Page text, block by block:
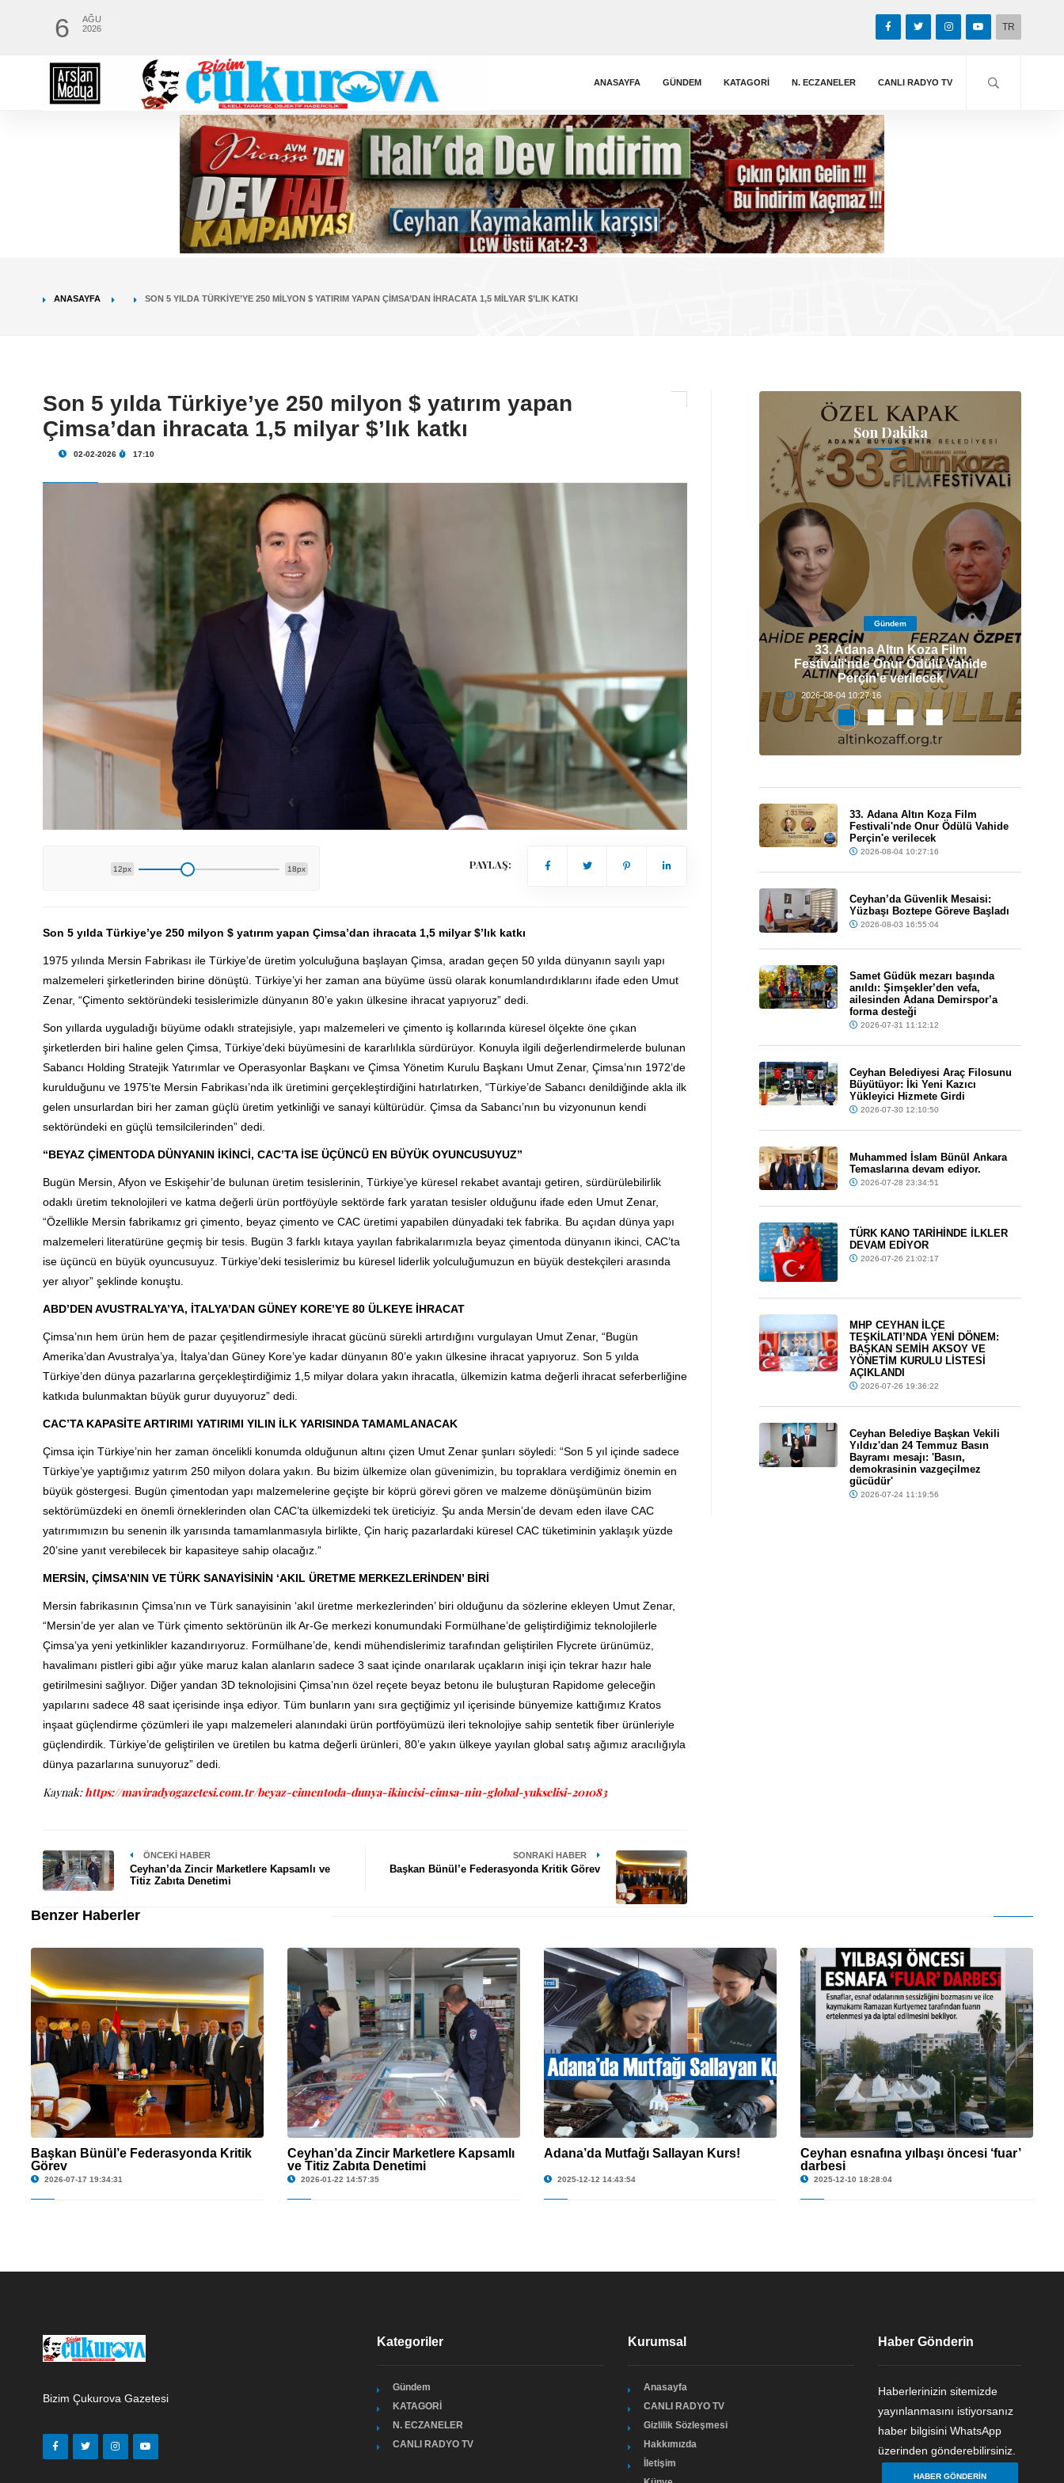
6
AĞU
2026
TR
ANASAYFA GÜNDEM KATAGORİ N. ECZANELER CANLI RADYO TV
ANASAYFA SON 5 YILDA TÜRKIYE’YE 250 MILYON $ YATIRIM YAPAN ÇIMSA’DAN IHRACATA 1,5 MILYAR $’LIK KATKI
Son 5 yılda Türkiye’ye 250 milyon $ yatırım yapan
Çimsa’dan ihracata 1,5 milyar $’lık katkı
02-02-2026 17:10
12px 18px PAYLAŞ:
Son 5 yılda Türkiye’ye 250 milyon $ yatırım yapan Çimsa’dan ihracata 1,5 milyar $’lık katkı
1975 yılında Mersin Fabrikası ile Türkiye’de üretim yolculuğuna başlayan Çimsa, aradan geçen 50 yılda dünyanın sayılı yapı
malzemeleri şirketlerinden birine dönüştü. Türkiye’yi her zaman ana büyüme üssü olarak konumlandırdıklarını ifade eden Umut
Zenar, “Çimento sektöründeki tesislerimizle dünyanın 80’e yakın ülkesine ihracat yapıyoruz” dedi.
Son yıllarda uyguladığı büyüme odaklı stratejisiyle, yapı malzemeleri ve çimento iş kollarında küresel ölçekte öne çıkan
şirketlerden biri haline gelen Çimsa, Türkiye’deki büyümesini de kararlılıkla sürdürüyor. Konuyla ilgili değerlendirmelerde bulunan
Sabancı Holding Stratejik Yatırımlar ve Operasyonlar Başkanı ve Çimsa Yönetim Kurulu Başkanı Umut Zenar, Çimsa’nın 1972’de
kurulduğunu ve 1975’te Mersin Fabrikası’nda ilk üretimini gerçekleştirdiğini hatırlatırken, “Türkiye’de Sabancı denildiğinde akla ilk
gelen unsurlardan biri her zaman güçlü üretim yetkinliği ve sanayi kültürüdür. Çimsa da Sabancı’nın bu vizyonunun kendi
sektöründeki en güçlü temsilcilerinden” dedi.
“BEYAZ ÇİMENTODA DÜNYANIN İKİNCİ, CAC’TA İSE ÜÇÜNCÜ EN BÜYÜK OYUNCUSUYUZ”
Bugün Mersin, Afyon ve Eskişehir’de bulunan üretim tesislerinin, Türkiye’ye küresel rekabet avantajı getiren, sürdürülebilirlik
odaklı üretim teknolojileri ve katma değerli ürün portföyüyle sektörde fark yaratan tesisler olduğunu ifade eden Umut Zenar,
“Özellikle Mersin fabrikamız gri çimento, beyaz çimento ve CAC üretimi yapabilen dünyadaki tek fabrika. Bu açıdan dünya yapı
malzemeleri literatürüne geçmiş bir tesis. Bugün 3 farklı kıtaya yayılan fabrikalarımızla beyaz çimentoda dünyanın ikinci, CAC’ta
ise üçüncü en büyük oyuncusuyuz. Türkiye’deki tesislerimiz bu küresel liderlik yolculuğumuzun en büyük destekçileri arasında
yer alıyor” şeklinde konuştu.
ABD’DEN AVUSTRALYA’YA, İTALYA’DAN GÜNEY KORE’YE 80 ÜLKEYE İHRACAT
Çimsa’nın hem ürün hem de pazar çeşitlendirmesiyle ihracat gücünü sürekli artırdığını vurgulayan Umut Zenar, “Bugün
Amerika’dan Avustralya’ya, İtalya’dan Güney Kore’ye kadar dünyanın 80’e yakın ülkesine ihracat yapıyoruz. Son 5 yılda
Türkiye’den dünya pazarlarına gerçekleştirdiğimiz 1,5 milyar dolara yakın ihracatla, ülkemizin katma değerli ihracat seferberliğine
katkıda bulunmaktan büyük gurur duyuyoruz” dedi.
CAC’TA KAPASİTE ARTIRIMI YATIRIMI YILIN İLK YARISINDA TAMAMLANACAK
Çimsa için Türkiye’nin her zaman öncelikli konumda olduğunun altını çizen Umut Zenar şunları söyledi: “Son 5 yıl içinde sadece
Türkiye’ye yaptığımız yatırım 250 milyon dolara yakın. Bu bizim ülkemize olan güvenimizin, bu topraklara verdiğimiz önemin en
büyük göstergesi. Bugün çimentodan yapı malzemelerine geçişte bir köprü görevi gören ve malzeme dönüşümünün bizim
sektörümüzdeki en önemli örneklerinden olan CAC’ta ülkemizdeki tek üreticiyiz. Şu anda Mersin’de devam eden ilave CAC
yatırımımızın bu senenin ilk yarısında tamamlanmasıyla birlikte, Çin hariç pazarlardaki küresel CAC tüketiminin yaklaşık yüzde
20’sine yanıt verebilecek bir kapasiteye sahip olacağız.”
MERSİN, ÇİMSA’NIN VE TÜRK SANAYİSİNİN ‘AKIL ÜRETME MERKEZLERİNDEN’ BİRİ
Mersin fabrikasının Çimsa’nın ve Türk sanayisinin ‘akıl üretme merkezlerinden’ biri olduğunu da sözlerine ekleyen Umut Zenar,
“Mersin’de yer alan ve Türk çimento sektörünün ilk Ar-Ge merkezi konumundaki Formülhane’de geliştirdiğimiz teknolojilerle
Çimsa’ya yeni yetkinlikler kazandırıyoruz. Formülhane’de, kendi mühendislerimiz tarafından geliştirilen Flycrete ürünümüz,
havalimanı pistleri gibi ağır yüke maruz kalan alanların sadece 3 saat içinde onarılarak uçakların inişi için tekrar hazır hale
getirilmesini sağlıyor. Diğer yandan 3D teknolojisini Çimsa’nın özel reçete beyaz betonu ile buluşturan Rapidome geleceğin
yapılarını sadece 48 saat içerisinde inşa ediyor. Tüm bunların yanı sıra geçtiğimiz yıl içerisinde bünyemize kattığımız Kratos
inşaat güçlendirme çözümleri ile yapı malzemeleri alanındaki ürün portföyümüzü ileri teknolojiye sahip sentetik fiber ürünleriyle
güçlendirdik. Türkiye’de geliştirilen ve üretilen bu katma değerli ürünleri, 80’e yakın ülkeye yayılan global satış ağımız aracılığıyla
dünya pazarlarına sunuyoruz” dedi.
Kaynak:https://maviradyogazetesi.com.tr/beyaz-cimentoda-dunya-ikincisi-cimsa-nin-global-yukselisi-201083
ÖNCEKI HABER
Ceyhan’da Zincir Marketlere Kapsamlı ve
Titiz Zabıta Denetimi
SONRAKI HABER
Başkan Bünül’e Federasyonda Kritik Görev
Son Dakika
CANLI RADYO TV YAYINLARIMIZI
BURADAN İZLEYEBİLİRSİNİZ.
2025-02-01 12:09:11
Gündem
33. Adana Altın Koza Film
Festivali'nde Onur Ödülü Vahide
Perçin'e verilecek
2026-08-04 10:27:16
33. Adana Altın Koza Film
Festivali'nde Onur Ödülü Vahide
Perçin'e verilecek
2026-08-04 10:27:16
Ceyhan’da Güvenlik Mesaisi:
Yüzbaşı Boztepe Göreve Başladı
2026-08-03 16:55:04
Samet Güdük mezarı başında
anıldı: Şimşekler’den vefa,
ailesinden Adana Demirspor’a
forma desteği
2026-07-31 11:12:12
Ceyhan Belediyesi Araç Filosunu
Büyütüyor: İki Yeni Kazıcı
Yükleyici Hizmete Girdi
2026-07-30 12:10:50
Muhammed İslam Bünül Ankara
Temaslarına devam ediyor.
2026-07-28 23:34:51
TÜRK KANO TARİHİNDE İLKLER
DEVAM EDİYOR
2026-07-26 21:02:17
MHP CEYHAN İLÇE
TEŞKİLATI’NDA YENİ DÖNEM:
BAŞKAN SEMİH AKSOY VE
YÖNETİM KURULU LİSTESİ
AÇIKLANDI
2026-07-26 19:36:22
Ceyhan Belediye Başkan Vekili
Yıldız'dan 24 Temmuz Basın
Bayramı mesajı: 'Basın,
demokrasinin vazgeçilmez
gücüdür'
2026-07-24 11:19:56
Benzer Haberler
Başkan Bünül’e Federasyonda Kritik
Görev
2026-07-17 19:34:31
Ceyhan’da Zincir Marketlere Kapsamlı
ve Titiz Zabıta Denetimi
2026-01-22 14:57:35
Adana’da Mutfağı Sallayan Kurs!
2025-12-12 14:43:54
Ceyhan esnafına yılbaşı öncesi ‘fuar’
darbesi
2025-12-10 18:28:04
Bizim Çukurova Gazetesi
Kategoriler
Gündem
KATAGORİ
N. ECZANELER
CANLI RADYO TV
Kurumsal
Anasayfa
CANLI RADYO TV
Gizlilik Sözleşmesi
Hakkımızda
İletişim
Haber Gönderin
Haberlerinizin sitemizde
yayınlanmasını istiyorsanız
haber bilgisini WhatsApp
üzerinden gönderebilirsiniz.
HABER GÖNDERIN